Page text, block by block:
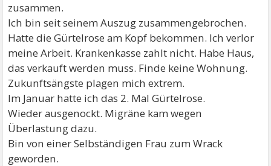
zusammen.
Ich bin seit seinem Auszug zusammengebrochen.
Hatte die Gürtelrose am Kopf bekommen. Ich verlor
meine Arbeit. Krankenkasse zahlt nicht. Habe Haus,
das verkauft werden muss. Finde keine Wohnung.
Zukunftsängste plagen mich extrem.
Im Januar hatte ich das 2. Mal Gürtelrose.
Wieder ausgenockt. Migräne kam wegen
Überlastung dazu.
Bin von einer Selbständigen Frau zum Wrack
geworden.